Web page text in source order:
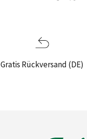
Gratis Rückversand (DE)